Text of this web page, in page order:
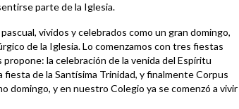
parte de la Iglesia.
vividos y celebrados como un gran domingo,
de la Iglesia. Lo comenzamos con tres fiestas
la celebración de la venida del Espíritu
de la Santísima Trinidad, y finalmente Corpus
domingo, y en nuestro Colegio ya se comenzó a vivir